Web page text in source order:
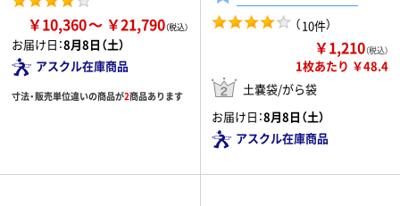
￥10,360 ￥21,790
お届け日：8月8日（土）
アスクル在庫商品
寸法・販売単位違いの商品が2商品あります
（10件）
￥1,210（税込）
1枚あたり ￥48.4
土嚢袋/がら袋
お届け日：8月8日（土）
アスクル在庫商品